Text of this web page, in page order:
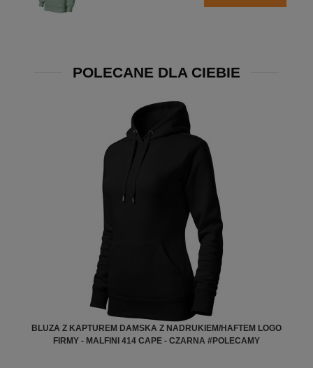
POLECANE DLA CIEBIE
BLUZA Z KAPTUREM DAMSKA Z NADRUKIEM/HAFTEM LOGO
FIRMY - MALFINI 414 CAPE - CZARNA #POLECAMY